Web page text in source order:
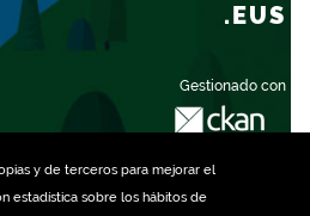
y de terceros para mejorar el
estadística sobre los hábitos de
Gestionado con
.EUS